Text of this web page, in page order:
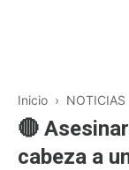
Inicio › NOTICIAS
🔴
cabeza a